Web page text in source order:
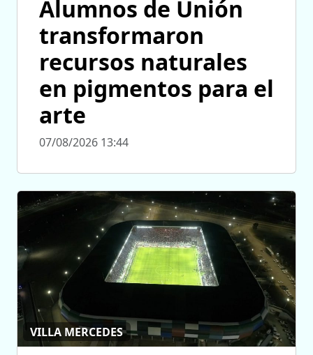
Alumnos de Unión
transformaron
recursos naturales
en pigmentos para el
arte
07/08/2026 13:44
VILLA MERCEDES